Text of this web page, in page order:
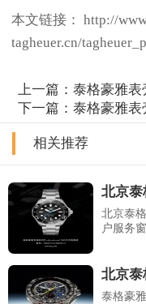
本文链接： http://
tagheuer.cn/
上一篇：泰格豪雅
下一篇：泰格豪雅表
相关推荐
北京泰
北京泰
户服务
北京泰
泰格豪